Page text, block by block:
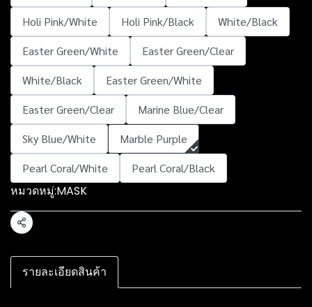
Holi Pink/White
Holi Pink/Black
White/Black
Easter Green/White
Easter Green/Clear
White/Black
Easter Green/White
Easter Green/Clear
Marine Blue/Clear
Sky Blue/White
Marble Purple
Pearl Coral/White
Pearl Coral/Black
หมวดหมู่:MASK
แชร์
รายละเอียดสินค้า